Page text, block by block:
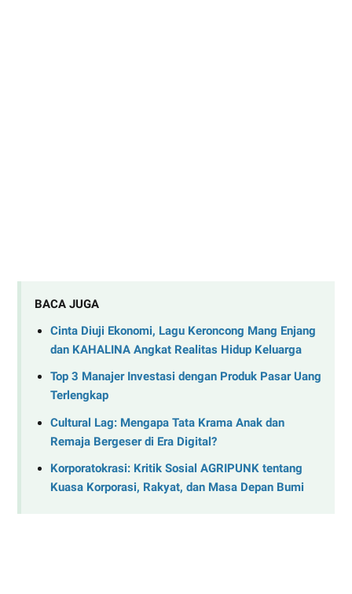
BACA JUGA
Cinta Diuji Ekonomi, Lagu Keroncong Mang Enjang
dan KAHALINA Angkat Realitas Hidup Keluarga
Top 3 Manajer Investasi dengan Produk Pasar Uang
Terlengkap
Cultural Lag: Mengapa Tata Krama Anak dan
Remaja Bergeser di Era Digital?
Korporatokrasi: Kritik Sosial AGRIPUNK tentang
Kuasa Korporasi, Rakyat, dan Masa Depan Bumi